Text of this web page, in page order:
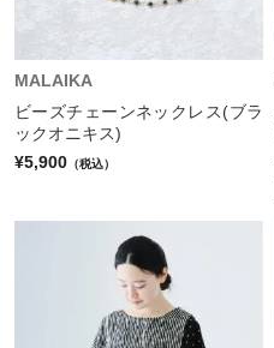
MALAIKA
ビーズチェーンネックレス(ブラ
ックオニキス)
¥5,900 （税込）